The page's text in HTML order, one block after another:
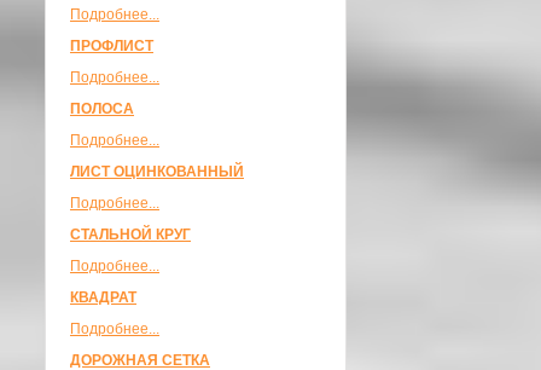
Подробнее...
ПРОФЛИСТ
Подробнее...
ПОЛОСА
Подробнее...
ЛИСТ ОЦИНКОВАННЫЙ
Подробнее...
СТАЛЬНОЙ КРУГ
Подробнее...
КВАДРАТ
Подробнее...
ДОРОЖНАЯ СЕТКА